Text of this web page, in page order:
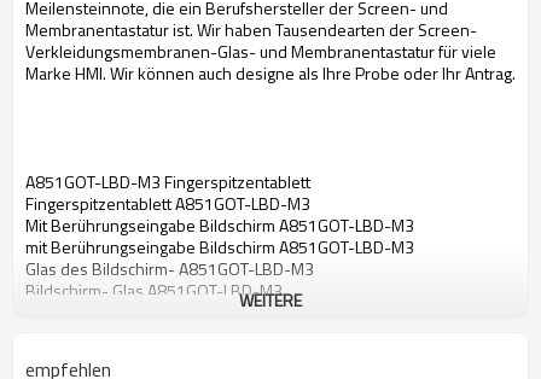
Meilensteinnote, die ein Berufshersteller der Screen- und
Membranentastatur ist. Wir haben Tausendearten der Screen-
Verkleidungsmembranen-Glas- und Membranentastatur für viele
Marke HMI. Wir können auch designe als Ihre Probe oder Ihr Antrag.
A851GOT-LBD-M3 Fingerspitzentablett
Fingerspitzentablett A851GOT-LBD-M3
Mit Berührungseingabe Bildschirm A851GOT-LBD-M3
mit Berührungseingabe Bildschirm A851GOT-LBD-M3
Glas des Bildschirm- A851GOT-LBD-M3
Bildschirm- Glas A851GOT-LBD-M3
Membrane der Note A851GOT-LBD-M3
WEITERE
empfehlen